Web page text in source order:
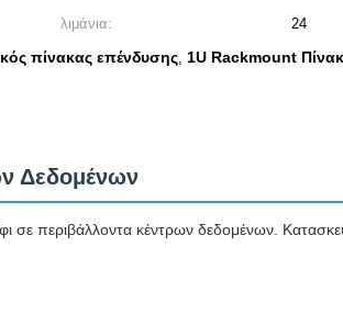
λιμάνια:
24
πίνακας επένδυσης, 1U Rackmount
Δεδομένων
σε περιβάλλοντα κέντρων δεδομένων.